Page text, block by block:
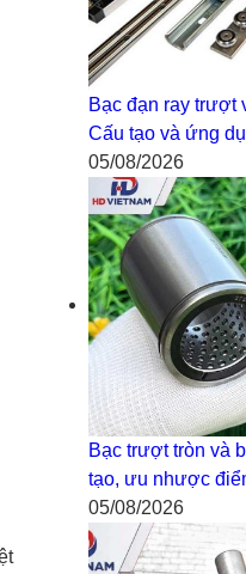
Bạc đạn ray trượt
Cấu tạo và ứng
05/08/2026
Bạc trượt tròn và
tạo, ưu nhược
05/08/2026